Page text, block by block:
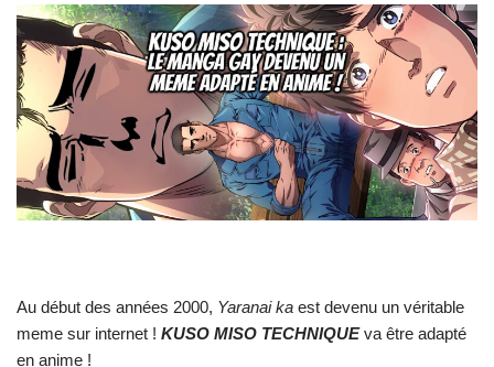
Au début des années 2000, Yaranai ka est devenu un véritable
meme sur internet ! KUSO MISO TECHNIQUEva être adapté
en anime !